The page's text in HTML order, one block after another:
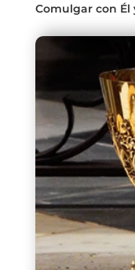
Comulgar con Él